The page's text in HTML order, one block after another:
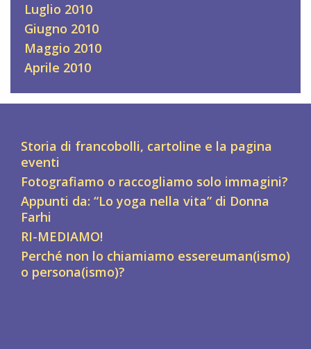
Luglio 2010
Giugno 2010
Maggio 2010
Aprile 2010
Storia di francobolli, cartoline e la pagina
eventi
Fotografiamo o raccogliamo solo immagini?
Appunti da: “Lo yoga nella vita” di Donna
Farhi
RI-MEDIAMO!
Perché non lo chiamiamo essereuman(ismo)
o persona(ismo)?